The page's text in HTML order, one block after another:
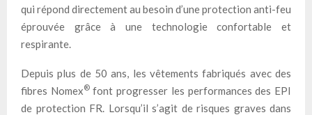
qui répond directement au besoin d’une protection anti-feu
éprouvée grâce à une technologie confortable et
respirante.
Depuis plus de 50 ans, les vêtements fabriqués avec des
fibres Nomex®font progresser les performances des EPI
de protection FR. Lorsqu’il s’agit de risques graves dans